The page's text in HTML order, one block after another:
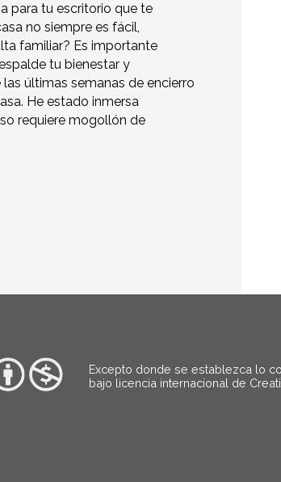
para tu escritorio que te
no siempre es fácil,
familiar? Es importante
tu bienestar y
últimas semanas de encierro
He estado inmersa
requiere mogollón de
Excepto donde se establezca lo
bajo licencia internacional de